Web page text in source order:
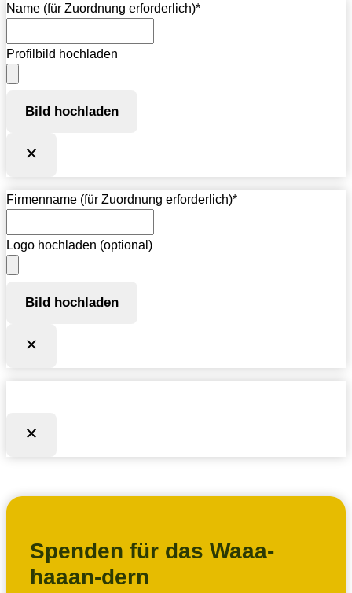
Name (für Zuordnung erforderlich)*
Profilbild hochladen
Bild hochladen
Firmenname (für Zuordnung erforderlich)*
Logo hochladen (optional)
Bild hochladen
Spenden für das Waaa-
haaan-dern